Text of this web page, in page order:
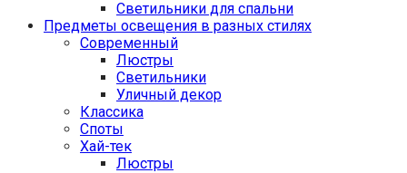
Светильники для спальни
Предметы освещения в разных стилях
Cовременный
Люстры
Светильники
Уличный декор
Классика
Споты
Хай-тек
Люстры